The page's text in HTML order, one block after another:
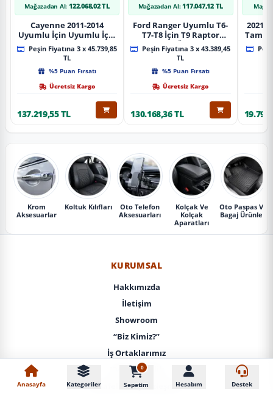
Mağazadan Al: 122.068,02 TL
Cayenne 2011-2014
Uyumlu İçin Uyumlu İçin
2019+ Bagaj Facelift
Parça
Peşin Fiyatına 3 x 45.739,85
TL
%5 Puan Fırsatı
Ücretsiz Kargo
137.219,55 TL
Mağazadan Al: 117.047,12 TL
Ford Ranger Uyumlu T6-
T7-T8 İçin T9 Raptor
Dönüşüm (Ön Arka Full)
Parça
Peşin Fiyatına 3 x 43.389,45
TL
%5 Puan Fırsatı
Ücretsiz Kargo
130.168,36 TL
2021+
Krom
Aksesuarlar
Koltuk Kılıfları
Oto Telefon
Aksesuarları
Kolçak Ve
Kolçak
Aparatları
Oto Paspas Ve
Bagaj Ürünleri
KURUMSAL
Hakkımızda
İletişim
Showroom
“Biz Kimiz?”
İş Ortaklarımız
KVKK / Gizlilik
Mesafeli Satış Sözleşmesi
Anasayfa Kategoriler
0
Sepetim Hesabım Destek